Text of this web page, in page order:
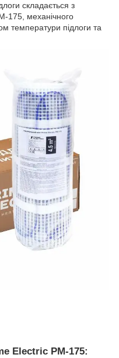
складається з
175, механічного
температури підлоги та
Electric PM-175: